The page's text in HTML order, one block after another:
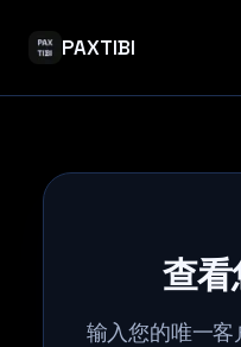
PAXTIBI
查
输入您的唯一